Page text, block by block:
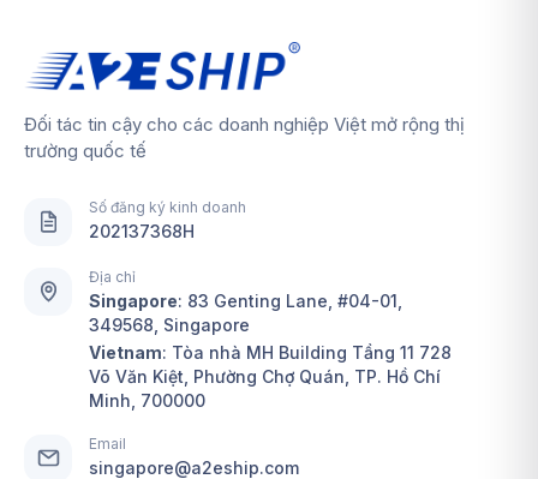
Đối tác tin cậy cho các doanh nghiệp Việt mở rộng thị
trường quốc tế
Số đăng ký kinh doanh
202137368H
Địa chỉ
Singapore: 83 Genting Lane, #04-01,
349568, Singapore
Vietnam: Tòa nhà MH Building Tầng 11 728
Võ Văn Kiệt, Phường Chợ Quán, TP. Hồ Chí
Minh, 700000
Email
singapore@a2eship.com